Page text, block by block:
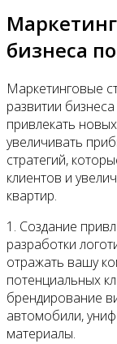
бизнеса
Маркетинговые
развитии
привлекать
увеличивать
стратегий,
клиентов и
квартир.
1. Создание
разработки
отражать вашу
потенциальных
брендирование
автомобили,
материалы.